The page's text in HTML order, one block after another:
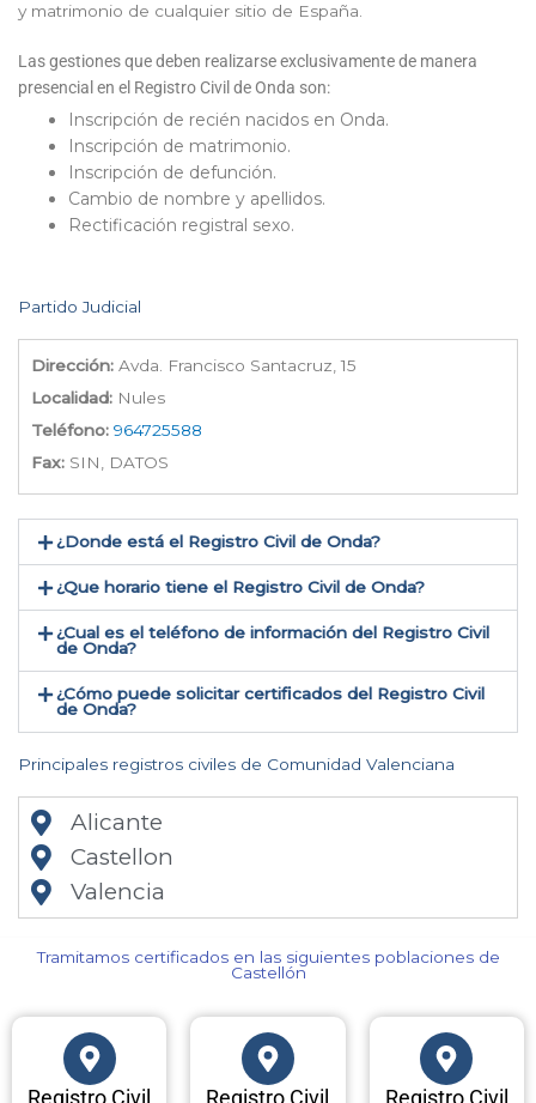
y matrimonio de cualquier sitio de España.
Las gestiones que deben realizarse exclusivamente de manera
presencial en el Registro Civil de Onda son:
Inscripción de recién nacidos en Onda.
Inscripción de matrimonio.
Inscripción de defunción.
Cambio de nombre y apellidos.
Rectificación registral sexo.
Partido Judicial
Dirección: Avda. Francisco Santacruz, 15
Localidad: Nules
Teléfono: 964725588
Fax: SIN, DATOS
¿Donde está el Registro Civil de Onda​?
¿Que horario tiene el Registro Civil de Onda?
¿Cual es el teléfono de información del Registro Civil
de Onda​?
¿Cómo puede solicitar certificados del Registro Civil
de Onda​?
Principales registros civiles de Comunidad Valenciana
Alicante
Castellon
Valencia
Tramitamos certificados en las siguientes poblaciones de
Castellón​
Registro Civil Registro Civil Registro Civil